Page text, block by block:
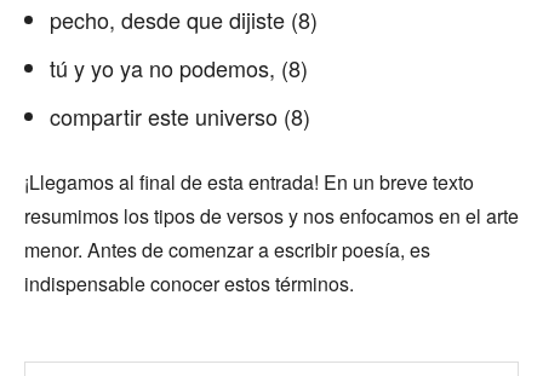
pecho, desde que dijiste (8)
tú y yo ya no podemos, (8)
compartir este universo (8)
¡Llegamos al final de esta entrada! En un breve texto
resumimos los tipos de versos y nos enfocamos en el arte
menor. Antes de comenzar a escribir poesía, es
indispensable conocer estos términos.